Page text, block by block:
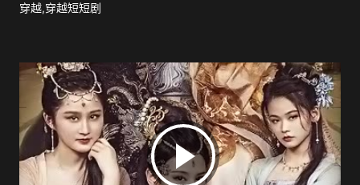
穿越,穿越短短剧